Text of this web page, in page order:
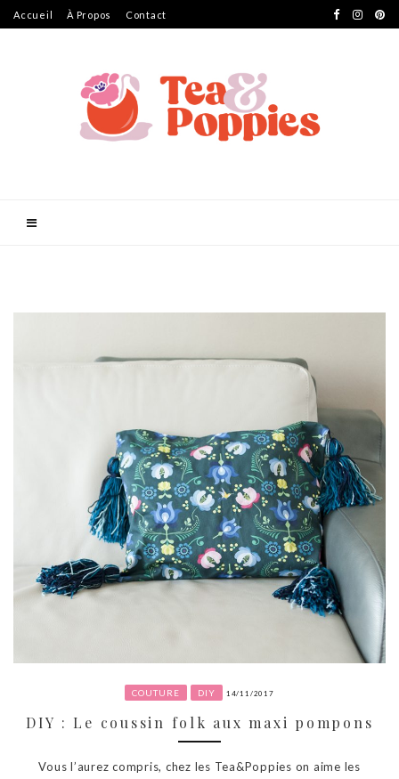
Accueil À Propos Contact
COUTURE DIY 14/11/2017
DIY : Le coussin folk aux maxi pompons
Vous l’aurez compris, chez les Tea&Poppies on aime les